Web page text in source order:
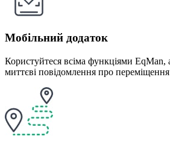
Мобільний додаток
Користуйтеся всіма функціями EqMan,
миттєві повідомлення про